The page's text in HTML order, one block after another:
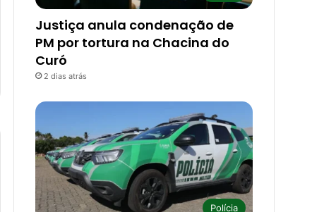
Justiça anula condenação de
PM por tortura na Chacina do
Curó
2 dias atrás
Polícia